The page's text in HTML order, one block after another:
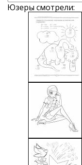
Юзеры смотрели: